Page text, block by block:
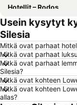
Hotellit – Rodos
Hotellit – Alanya
Hotellit – Fuengirola
Hotellit – Savonlinna
Hotellit – Lahti
Hotellit – Seinäjoki
Hotellit – Gran
Usein kysytyt
Silesia
Mitkä ovat parhaat
Mitkä ovat parhaat
Mitkä ovat parhaat
Silesia?
Mitkä ovat kohteen
Mitkä ovat kohteen
allas?